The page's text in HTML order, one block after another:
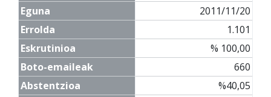
Eguna
2011/11/20
Errolda
1.101
Eskrutinioa
% 100,00
Boto-emaileak
660
Abstentzioa
%40,05